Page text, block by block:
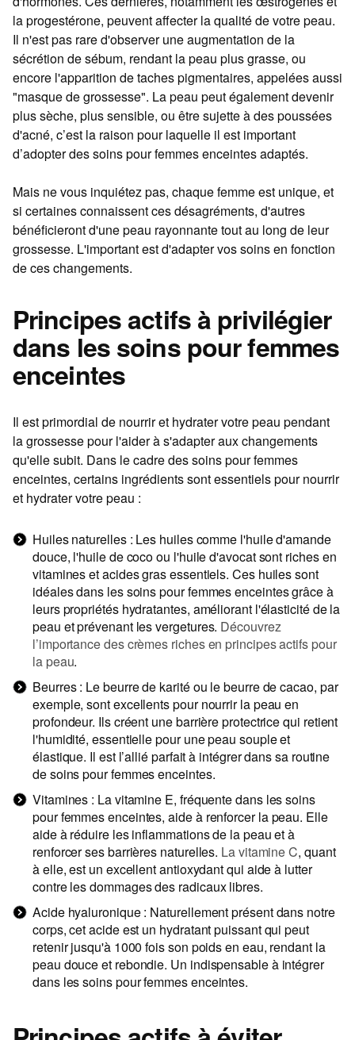
la progestérone, peuvent affecter la qualité de votre peau.
Il n'est pas rare d'observer une augmentation de la
sécrétion de sébum, rendant la peau plus grasse, ou
encore l'apparition de taches pigmentaires, appelées aussi
"masque de grossesse". La peau peut également devenir
plus sèche, plus sensible, ou être sujette à des poussées
d'acné, c’est la raison pour laquelle il est important
d’adopter dessoins pour femmes enceintes adaptés.
Mais ne vous inquiétez pas, chaque femme est unique, et
si certaines connaissent ces désagréments, d'autres
bénéficieront d'une peau rayonnante tout au long de leur
grossesse. L'important est d'adapter vos soins en fonction
de ces changements.
Principes actifs à privilégier
dans les soins pour femmes
enceintes
Il est primordial de nourrir et hydrater votre peau pendant
la grossesse pour l'aider à s'adapter aux changements
qu'elle subit. Dans le cadre dessoins pour femmes
enceintes, certains ingrédients sont essentiels pour nourrir
et hydrater votre peau :
Huiles naturelles : Les huiles comme l'huile d'amande
douce, l'huile de coco ou l'huile d'avocat sont riches en
vitamines et acides gras essentiels. Ces huiles sont
idéales dans lessoins pour femmes enceintesgrâce à
leurs propriétés hydratantes, améliorant l'élasticité de la
peau et prévenant les vergetures. Découvrez
l’importance des crèmes riches en principes actifs pour
la peau.
Beurres : Le beurre de karité ou le beurre de cacao, par
exemple, sont excellents pour nourrir la peau en
profondeur. Ils créent une barrière protectrice qui retient
l'humidité, essentielle pour une peau souple et
élastique. Il est l’allié parfait à intégrer dans sa routine
desoins pour femmes enceintes.
Vitamines : La vitamine E, fréquente dans lessoins
pour femmes enceintes, aide à renforcer la peau. Elle
aide à réduire les inflammations de la peau et à
renforcer ses barrières naturelles. La vitamine C, quant
à elle, est un excellent antioxydant qui aide à lutter
contre les dommages des radicaux libres.
Acide hyaluronique : Naturellement présent dans notre
corps, cet acide est un hydratant puissant qui peut
retenir jusqu'à 1000 fois son poids en eau, rendant la
peau douce et rebondie. Un indispensable à intégrer
dans les soins pour femmes enceintes.